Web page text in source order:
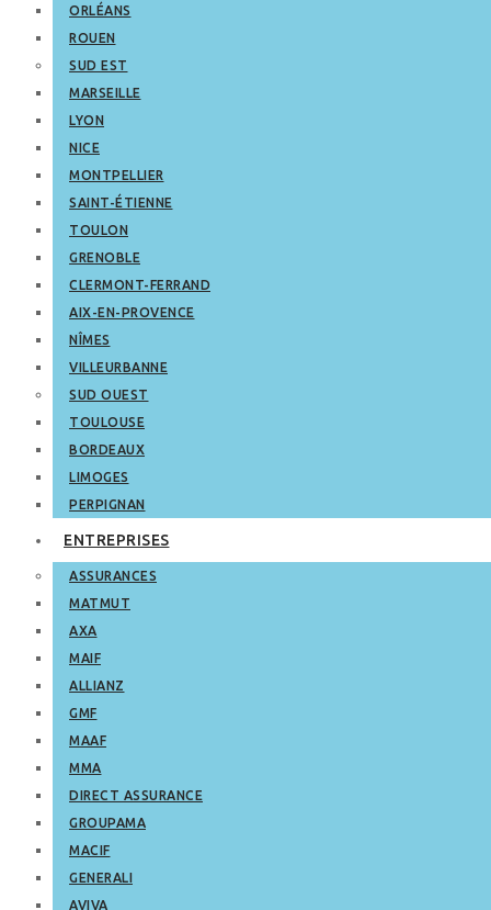
ORLÉANS
ROUEN
SUD EST
MARSEILLE
LYON
NICE
MONTPELLIER
SAINT-ÉTIENNE
TOULON
GRENOBLE
CLERMONT-FERRAND
AIX-EN-PROVENCE
NÎMES
VILLEURBANNE
SUD OUEST
TOULOUSE
BORDEAUX
LIMOGES
PERPIGNAN
ENTREPRISES
ASSURANCES
MATMUT
AXA
MAIF
ALLIANZ
GMF
MAAF
MMA
DIRECT ASSURANCE
GROUPAMA
MACIF
GENERALI
AVIVA